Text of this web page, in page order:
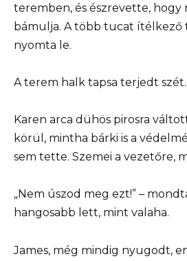
teremben, és észrevette, hogy
bámulja. A több tucat ítélkező
nyomta le.
A terem halk tapsa terjedt szét.
Karen arca dühös pirosra
körül, mintha bárki is a
sem tette. Szemei a vezetőre,
„Nem úszod meg ezt!” –
hangosabb lett, mint valaha.
James, még mindig nyugodt,